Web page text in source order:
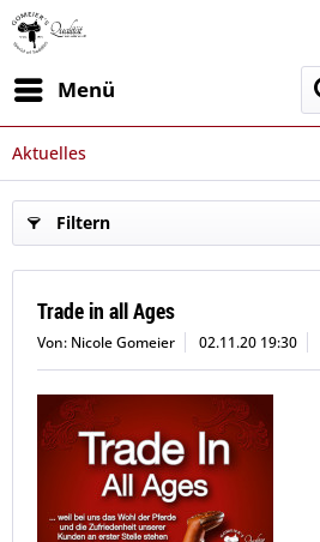
Menü
Aktuelles
Filtern
Trade in all Ages
Von: Nicole Gomeier 02.11.20 19:30